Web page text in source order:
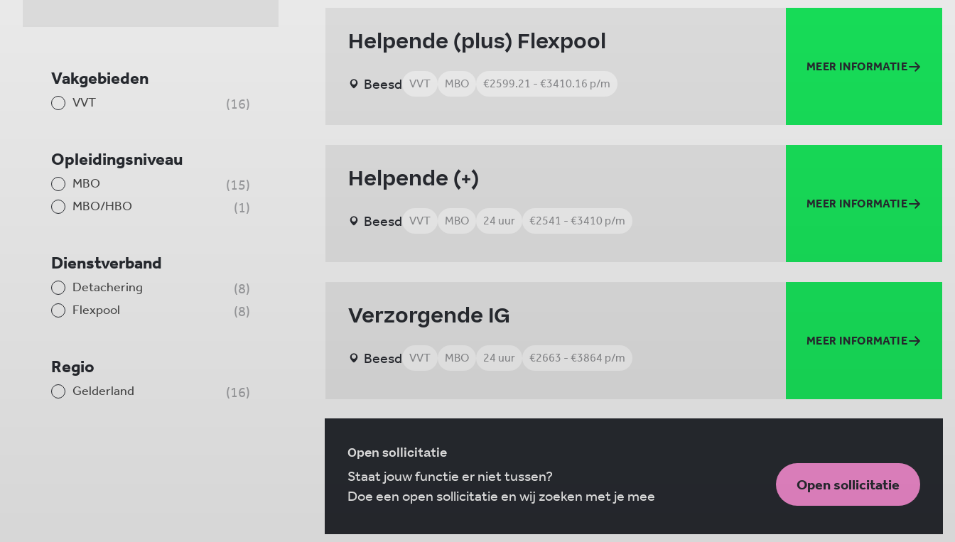
Vakgebieden
VVT 16
Opleidingsniveau
MBO 15
MBO/HBO 1
Dienstverband
Detachering 8
Flexpool 8
Regio
Gelderland 16
Helpende (plus) Flexpool
Beesd VVT MBO €2599.21 - €3410.16 p/m
MEER INFORMATIE
Helpende (+)
Beesd VVT MBO 24 uur €2541 - €3410 p/m
MEER INFORMATIE
Verzorgende IG
Beesd VVT MBO 24 uur €2663 - €3864 p/m
MEER INFORMATIE
Open sollicitatie
Staat jouw functie er niet tussen?
Doe een open sollicitatie en wij zoeken met je mee
Open sollicitatie